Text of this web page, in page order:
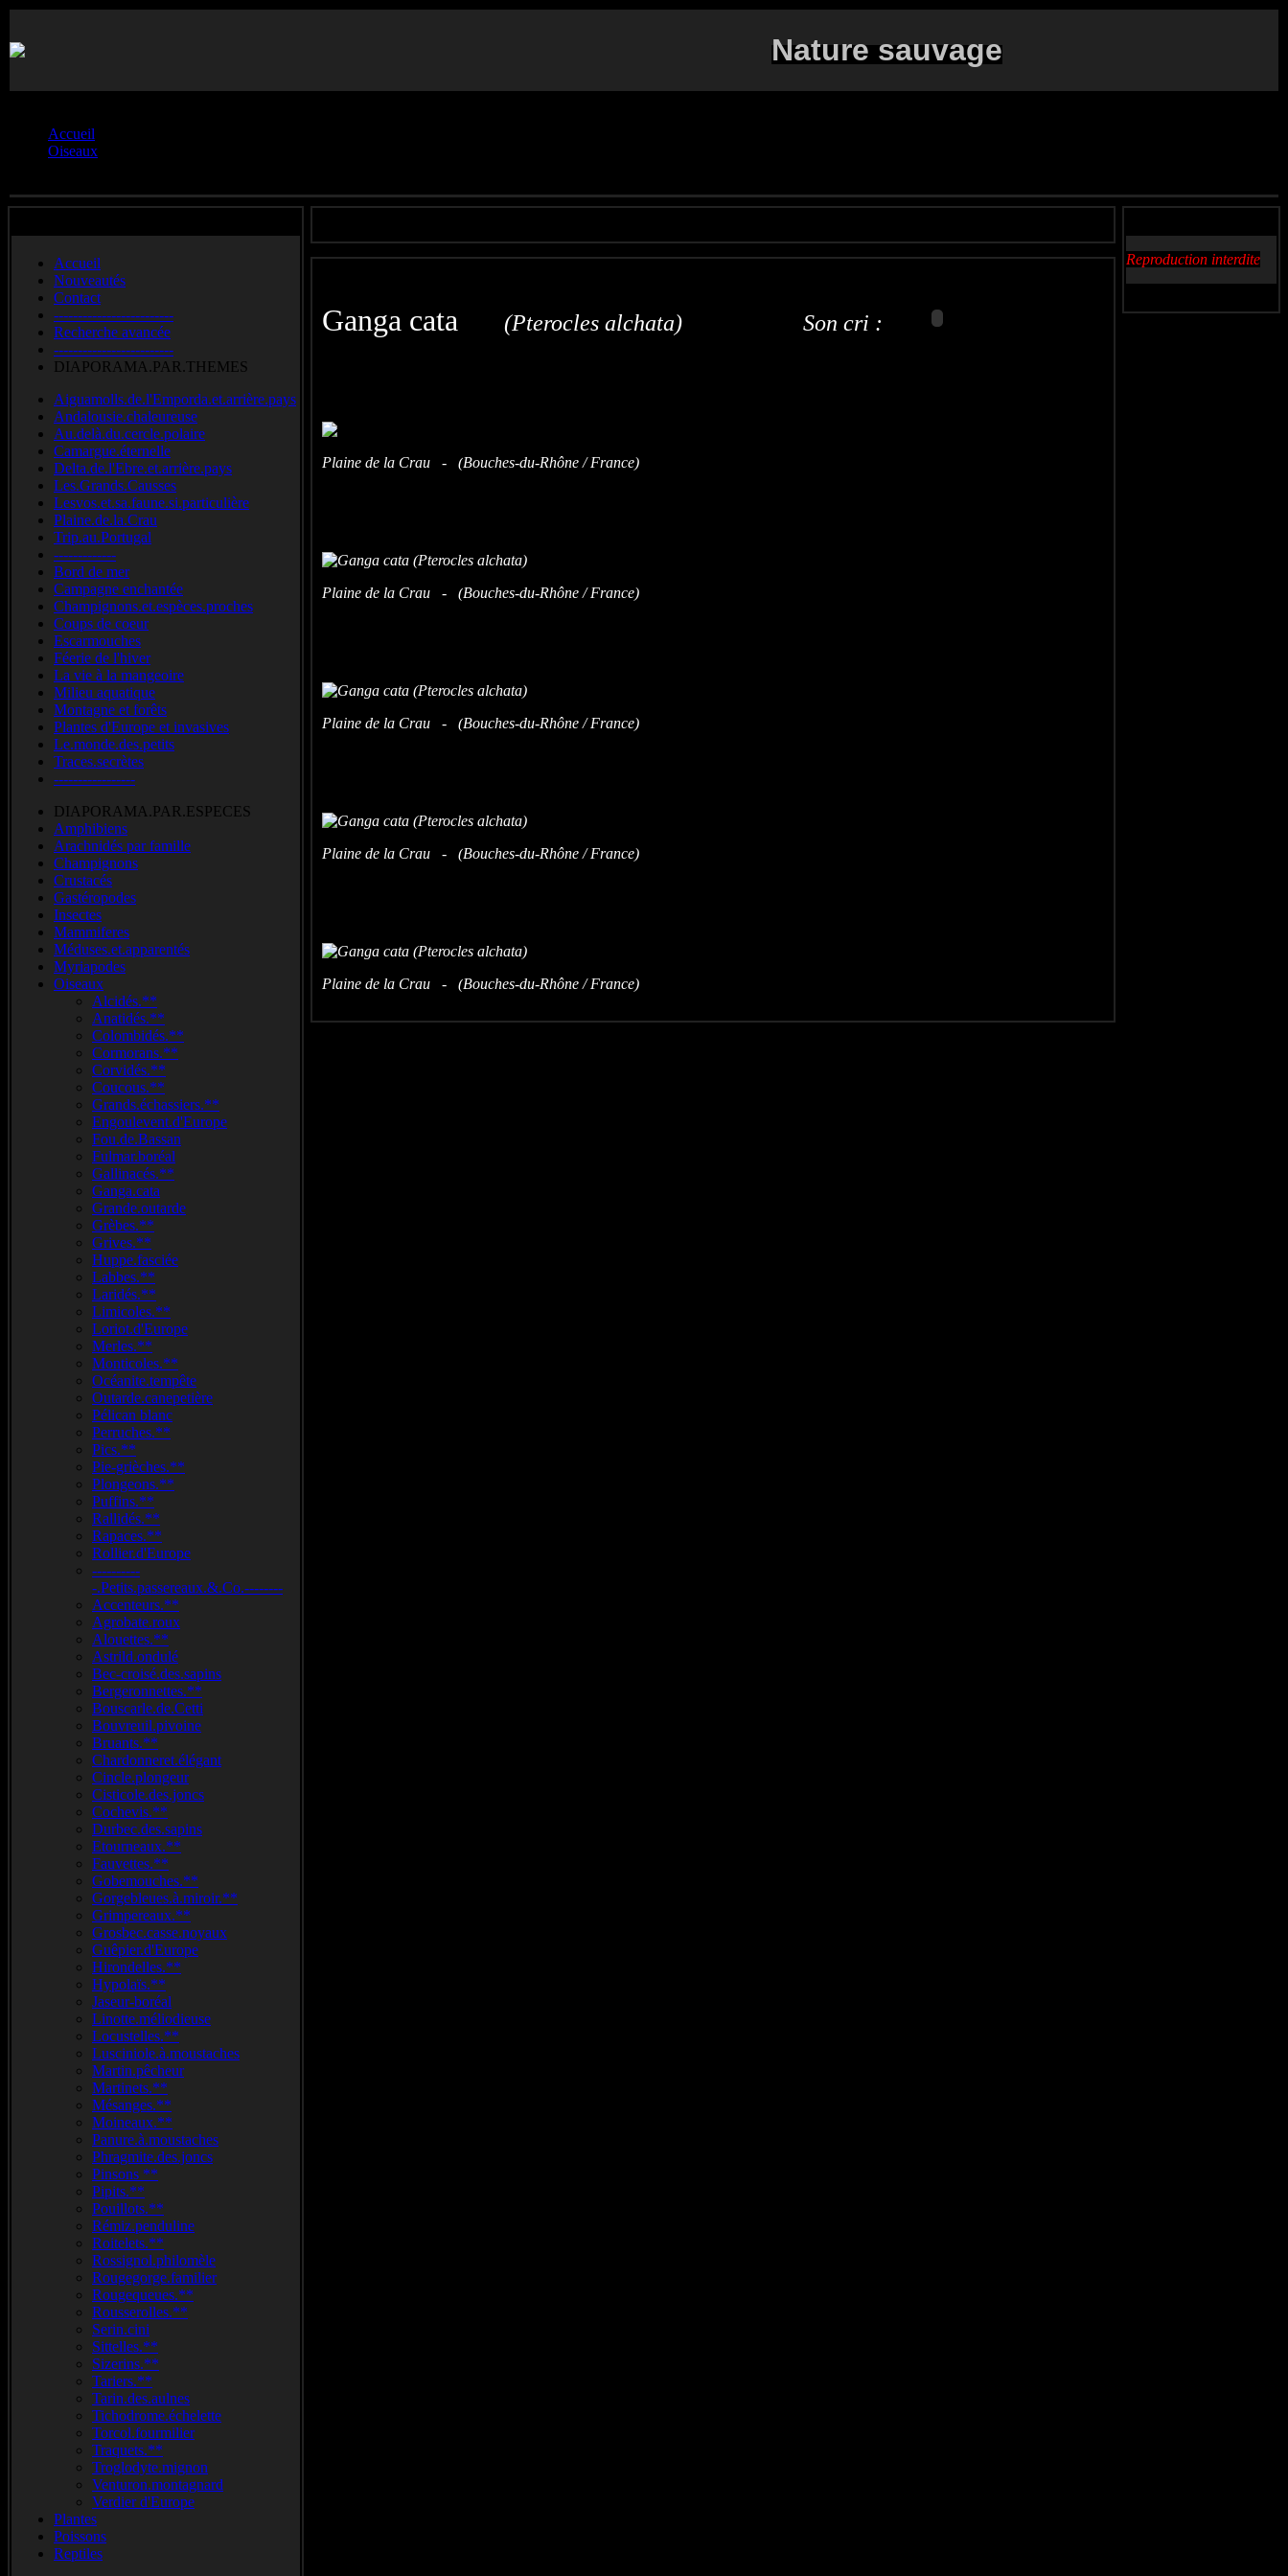
Nature sauvage
Accueil
Oiseaux
Accueil
Nouveautés
Contact
-------------------------
Recherche avancée
-------------------------
DIAPORAMA.PAR.THEMES
Aiguamolls.de.l'Emporda.et.arrière.pays
Andalousie.chaleureuse
Au.delà.du.cercle.polaire
Camargue.éternelle
Delta.de.l'Ebre.et.arrière.pays
Les.Grands.Causses
Lesvos.et.sa.faune.si.particulière
Plaine.de.la.Crau
Trip.au.Portugal
-------------
Bord de mer
Campagne enchantée
Champignons.et.espèces.proches
Coups de coeur
Escarmouches
Féerie de l'hiver
La vie à la mangeoire
Milieu aquatique
Montagne et forêts
Plantes d'Europe et invasives
Le.monde.des.petits
Traces.secrètes
-----------------
DIAPORAMA.PAR.ESPECES
Amphibiens
Arachnidés par famille
Champignons
Crustacés
Gastéropodes
Insectes
Mammiferes
Méduses.et.apparentés
Myriapodes
Oiseaux
Alcidés.**
Anatidés.**
Colombidés.**
Cormorans.**
Corvidés.**
Coucous.**
Grands.échassiers.**
Engoulevent.d'Europe
Fou.de.Bassan
Fulmar.boréal
Gallinacés.**
Ganga.cata
Grande.outarde
Grèbes.**
Grives.**
Huppe.fasciée
Labbes.**
Laridés.**
Limicoles.**
Loriot.d'Europe
Merles.**
Monticoles.**
Océanite.tempête
Outarde.canepetière
Pélican blanc
Perruches.**
Pics.**
Pie-grièches.**
Plongeons.**
Puffins.**
Rallidés.**
Rapaces.**
Rollier.d'Europe
----------
-.Petits.passereaux.&.Co.--------
Accenteurs.**
Agrobate.roux
Alouettes.**
Astrild.ondulé
Bec-croisé.des.sapins
Bergeronnettes.**
Bouscarle.de.Cetti
Bouvreuil.pivoine
Bruants.**
Chardonneret.élégant
Cincle.plongeur
Cisticole.des.joncs
Cochevis.**
Durbec.des.sapins
Etourneaux.**
Fauvettes.**
Gobemouches.**
Gorgebleues.à.miroir.**
Grimpereaux.**
Grosbec.casse.noyaux
Guêpier.d'Europe
Hirondelles.**
Hypolaïs.**
Jaseur-boréal
Linotte.méliodieuse
Locustelles.**
Lusciniole.à.moustaches
Martin.pêcheur
Martinets.**
Mésanges.**
Moineaux.**
Panure.à.moustaches
Phragmite.des.joncs
Pinsons **
Pipits.**
Pouillots.**
Rémiz.penduline
Roitelets.**
Rossignol.philomèle
Rougegorge.familier
Rougequeues.**
Rousserolles.**
Serin.cini
Sittelles.**
Sizerins.**
Tariers.**
Tarin.des.aulnes
Tichodrome.échelette
Torcol.fourmilier
Traquets.**
Troglodyte.mignon
Venturon.montagnard
Verdier d'Europe
Plantes
Poissons
Reptiles
Ganga cata (Pterocles alchata) Son cri :
Plaine de la Crau - (Bouches-du-Rhône / France)
Plaine de la Crau - (Bouches-du-Rhône / France)
Plaine de la Crau - (Bouches-du-Rhône / France)
Plaine de la Crau - (Bouches-du-Rhône / France)
Plaine de la Crau - (Bouches-du-Rhône / France)
Reproduction interdite